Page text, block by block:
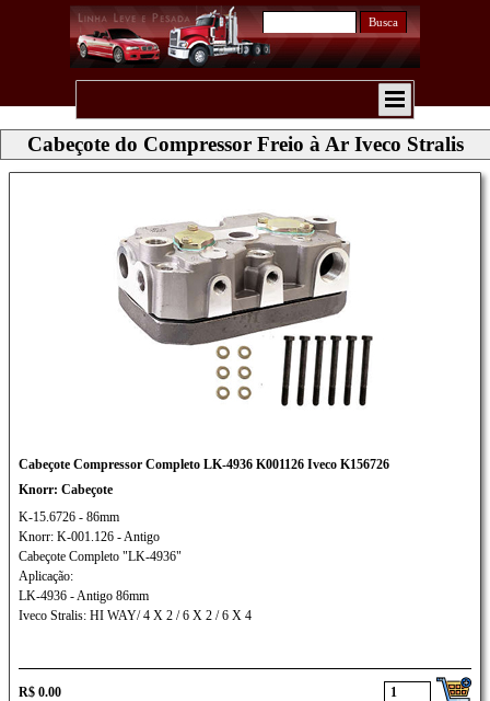
Busca
Cabeçote do Compressor Freio à Ar Iveco Stralis
Cabeçote Compressor Completo LK-4936 K001126 Iveco K156726
Knorr: Cabeçote
K-15.6726 - 86mm
Knorr: K-001.126 - Antigo
Cabeçote Completo "LK-4936"
Aplicação:
LK-4936 - Antigo 86mm
Iveco Stralis: HI WAY/ 4 X 2 / 6 X 2 / 6 X 4
R$ 0.00